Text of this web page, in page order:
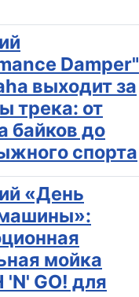
Damper"
выходит за
трека: от
байков до
спорта
«День
мойка
'N' GO! для